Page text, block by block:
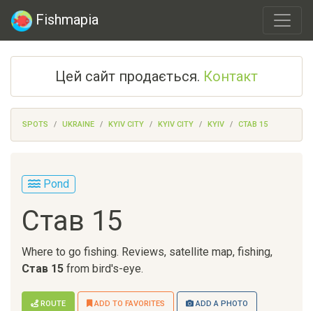
Fishmapia
Цей сайт продається. Контакт
SPOTS UKRAINE KYIV CITY KYIV CITY KYIV СТАВ 15
Pond
Став 15
Where to go fishing. Reviews, satellite map, fishing,
Став 15 from bird's-eye.
ROUTE ADD TO FAVORITES ADD A PHOTO